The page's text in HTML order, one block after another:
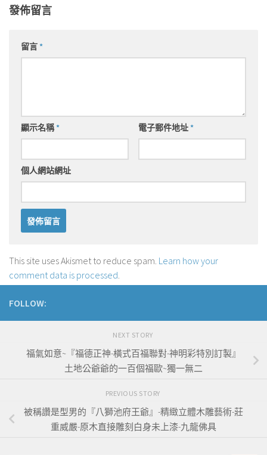
發佈留言
留言*
顯示名稱* 電子郵件地址*
個人網站網址
This site uses Akismet to reduce spam. Learn how your
comment data is processed.
FOLLOW:
NEXT STORY
福氣如意~『福德正神-橫式百福聯對-神明彩特別訂製』
土地公爺爺的一百個福歐~獨一無二
PREVIOUS STORY
被稱讚是型男的『八獅池府王爺』-精緻立體木雕藝術-莊
重威嚴-原木直接雕刻白身未上漆-九龍佛具